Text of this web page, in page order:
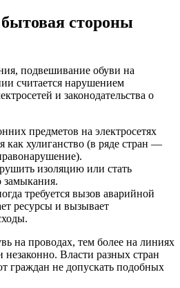
стороны
подвешивание обуви на
считается нарушением
и законодательства о
предметов на электросетях
как хулиганство (в ряде стран —
изоляцию или стать
замыкания.
требуется вызов аварийной
ресурсы и вызывает
на проводах, тем более на линиях
незаконно. Власти разных стран
граждан не допускать подобных